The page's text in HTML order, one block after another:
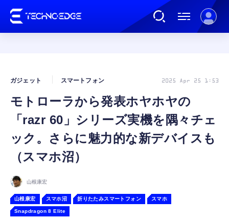
AI
ガジェット
カルチャー
モトローラから発表ホヤホヤの
「razr 60」シリーズ実機を隅々チェ
ック。さらに魅力的な新デバイスも
（スマホ沼）
ガジェット スマートフォン 2025 Apr 25 1:53
山根康宏
山根康宏 スマホ沼 折りたたみスマートフォン スマホ
Snapdragon 8 Elite